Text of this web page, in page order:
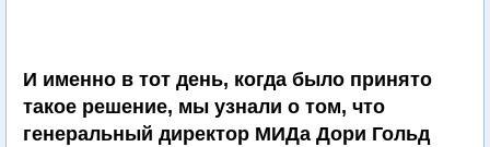
И именно в тот день, когда было принято
такое решение, мы узнали о том, что
генеральный директор МИДа Дори Гольд